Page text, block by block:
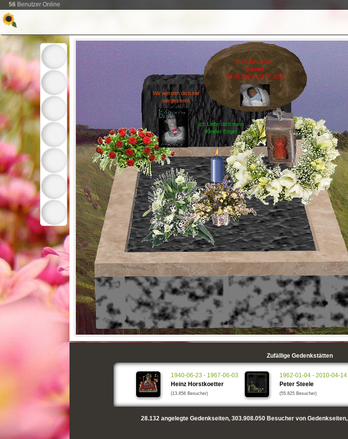
56 Benutzer Online
Luca Alexander
Schmidt
*27.05.2010-+22.07.2010
Wir werden dich nie
vergessen!
Ich Liebe dich mein
Kleiner Engel
Zufällige Gedenkstätten
1940-06-23 - 1967-06-03
Heinz Horstkoetter
(13.856 Besucher)
1962-01-04 - 2010-04-14
Peter Steele
(55.825 Besucher)
28.132angelegte Gedenkseiten, 303.908.050Besucher von Gedenkseiten,